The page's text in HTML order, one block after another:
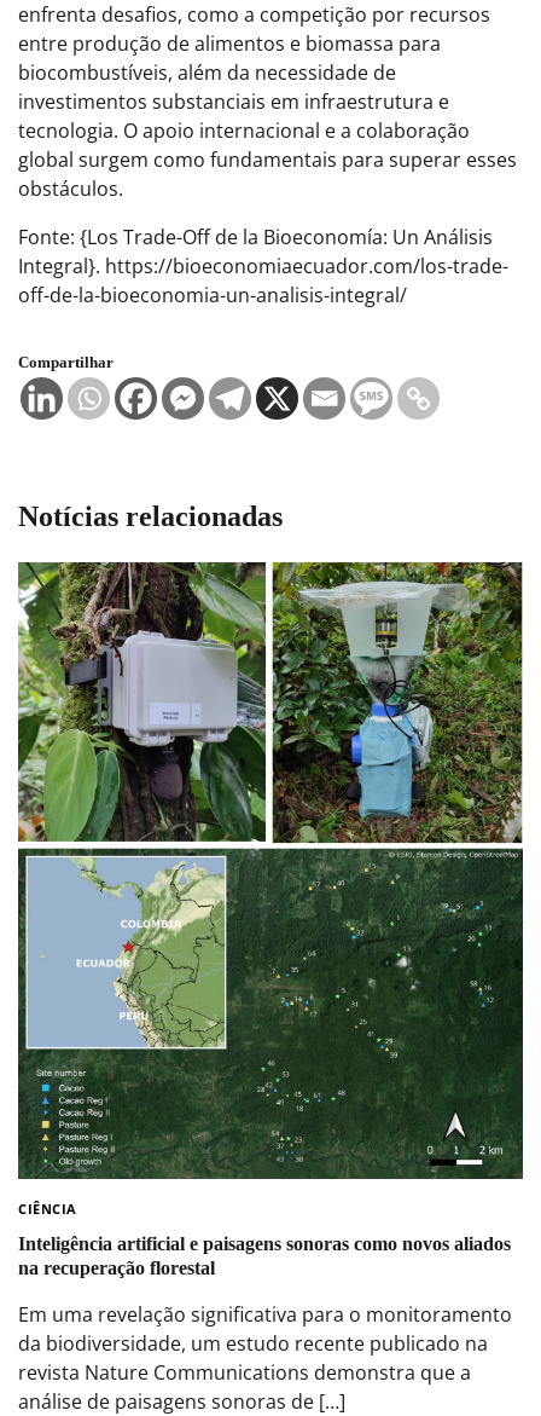
enfrenta desafios, como a competição por recursos
entre produção de alimentos e biomassa para
biocombustíveis, além da necessidade de
investimentos substanciais em infraestrutura e
tecnologia. O apoio internacional e a colaboração
global surgem como fundamentais para superar esses
obstáculos.
Fonte: {Los Trade-Off de la Bioeconomía: Un Análisis
Integral}. https://bioeconomiaecuador.com/los-trade-
off-de-la-bioeconomia-un-analisis-integral/
Compartilhar
Notícias relacionadas
CIÊNCIA
Inteligência artificial e paisagens sonoras como novos aliados
na recuperação florestal
Em uma revelação significativa para o monitoramento
da biodiversidade, um estudo recente publicado na
revista Nature Communications demonstra que a
análise de paisagens sonoras de […]